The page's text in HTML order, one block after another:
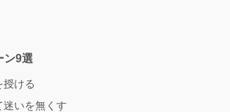
ン9選
ける
迷いを無くす